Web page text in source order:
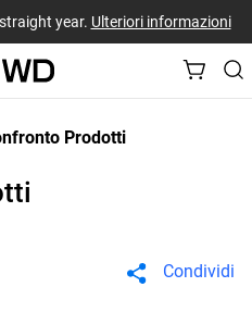
year. Ulteriori informazioni
Prodotti
Condividi